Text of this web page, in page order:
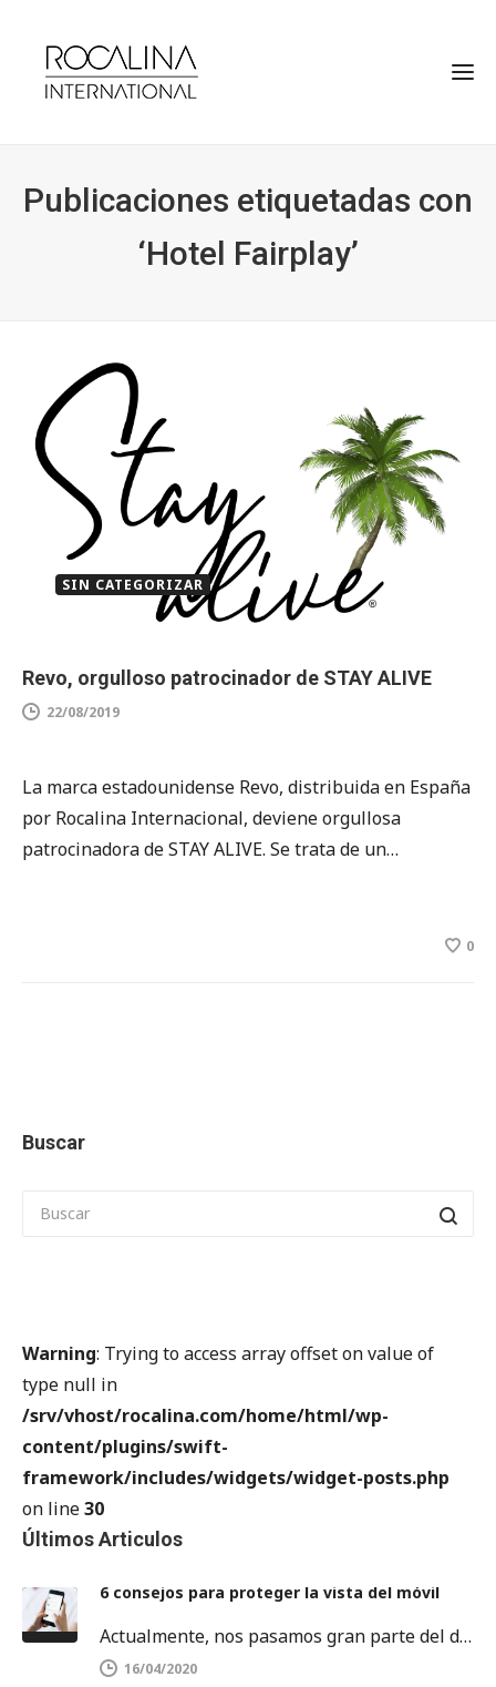
Publicaciones etiquetadas con
‘Hotel Fairplay’
SIN CATEGORIZAR
Revo, orgulloso patrocinador de STAY ALIVE
22/08/2019
La marca estadounidense Revo, distribuida en España
por Rocalina Internacional, deviene orgullosa
patrocinadora de STAY ALIVE. Se trata de un…
0
Buscar
Warning: Trying to access array offset on value of
type null in
/srv/vhost/rocalina.com/home/html/wp-
content/plugins/swift-
framework/includes/widgets/widget-posts.php
on line30
Últimos Articulos
6 consejos para proteger la vista del móvil
Actualmente, nos pasamos gran parte del día delante de una pantalla. Sobre todo, frente a la pantalla del móvil o…
16/04/2020